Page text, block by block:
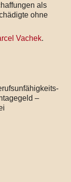
als
ohne
Vachek.
–